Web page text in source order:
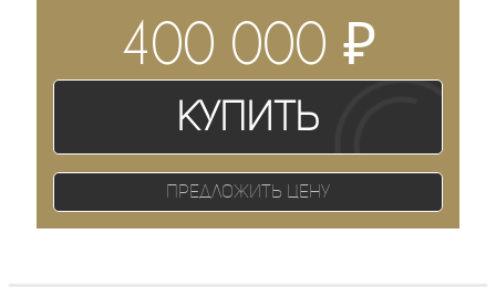
400 000 ₽
Купить
Предложить цену